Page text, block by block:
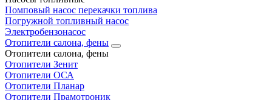
Помповый насос перекачки топлива
Погружной топливный насос
Электробензонасос
Отопители салона, фены
Отопители салона, фены
Отопители Зенит
Отопители ОСА
Отопители Планар
Отопители Прамотроник